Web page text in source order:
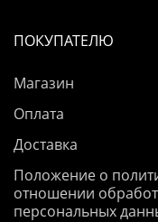
ПОКУПАТЕЛЮ
Магазин
Оплата
Доставка
Положение о
отношении
персональных